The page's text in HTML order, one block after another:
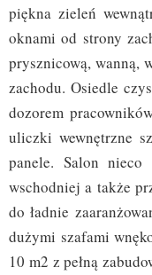
piękna zieleń
oknami od strony
prysznicową, wanną,
zachodu. Osiedle
dozorem
uliczki wewnętrzne
panele. Salon
wschodniej a także
do ładnie
dużymi szafami
10 m2 z pełną